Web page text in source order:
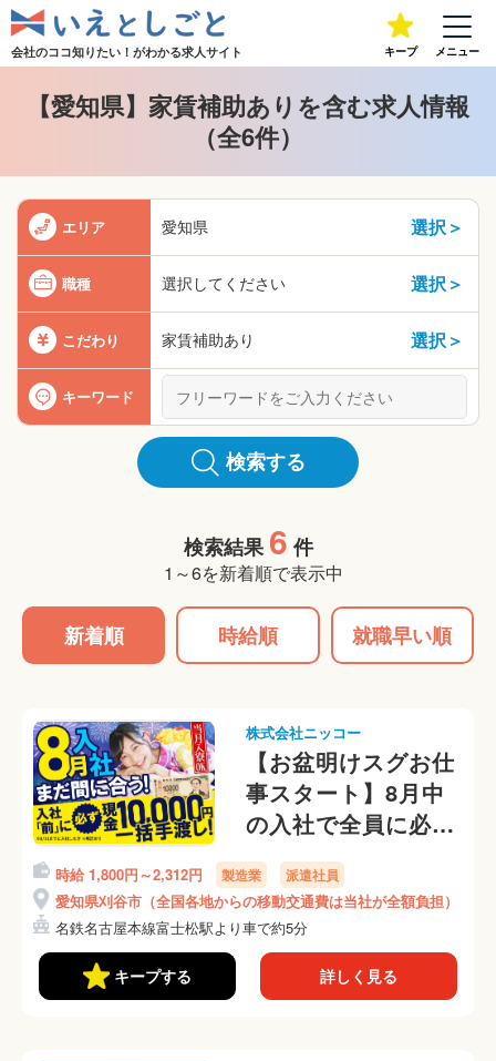
会社のココ知りたい！がわかる求人サイト キープ メニュー
【愛知県】家賃補助ありを含む求人情報
（全6件）
エリア 愛知県 選択＞
職種 選択してください 選択＞
こだわり 家賃補助あり 選択＞
キーワード
検索する
検索結果 6 件
1～6を新着順で表示中
新着順 時給順 就職早い順
株式会社ニッコー
【お盆明けスグお仕
事スタート】8月中
の入社で全員に必ず
10,000円支給！所持
金0円・家なし・携
帯なしOK（67-54）
時給 1,800円～2,312円 製造業 派遣社員
愛知県刈谷市（全国各地からの移動交通費は当社が全額負担）
名鉄名古屋本線富士松駅より車で約5分
キープする 詳しく見る